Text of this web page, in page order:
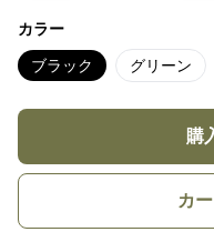
カラー
ブラック グリーン
購
カ